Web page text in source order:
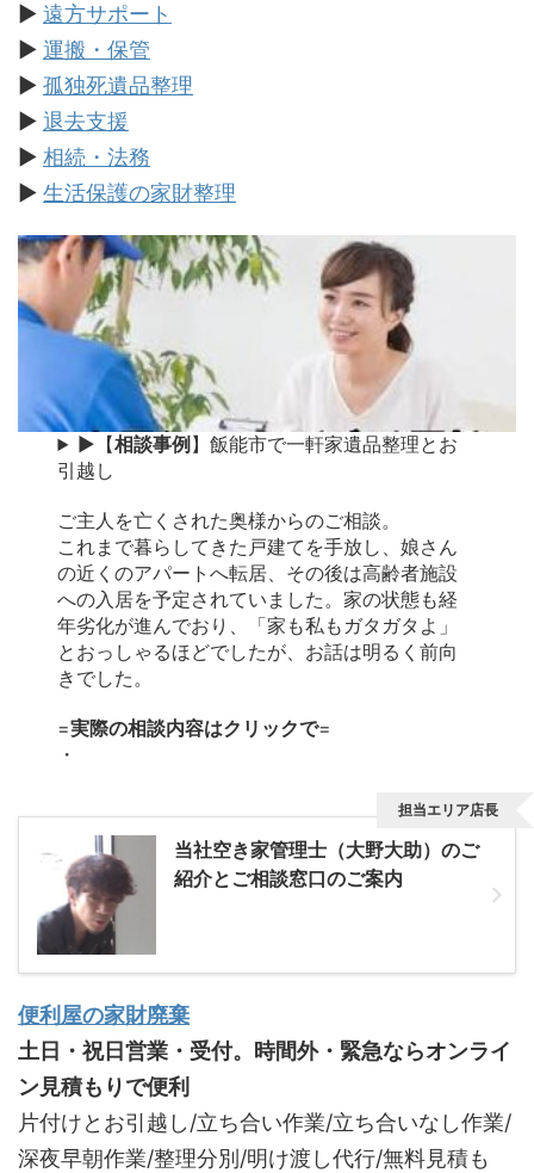
▶ 遠方サポート
▶ 運搬・保管
▶ 孤独死遺品整理
▶ 退去支援
▶ 相続・法務
▶ 生活保護の家財整理
▶【相談事例 】飯能市で一軒家遺品整理とお
引越し
ご主人を亡くされた奥様からのご相談。
これまで暮らしてきた戸建てを手放し、娘さん
の近くのアパートへ転居、その後は高齢者施設
への入居を予定されていました。家の状態も経
年劣化が進んでおり、「家も私もガタガタよ」
とおっしゃるほどでしたが、お話は明るく前向
きでした。
=実際の相談内容はクリックで=
・
当社空き家管理士（大野大助）のご
紹介とご相談窓口のご案内
担当エリア店長
便利屋の家財廃棄
土日・祝日営業・受付。時間外・緊急ならオンライ
ン見積もりで便利
片付けとお引越し/立ち合い作業/立ち合いなし作業/
深夜早朝作業/整理分別/明け渡し代行/無料見積も